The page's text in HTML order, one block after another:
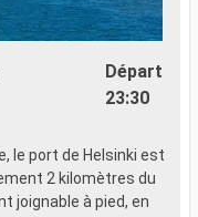
Départ
23:30
le port de Helsinki est
2 kilomètres du
joignable à pied, en